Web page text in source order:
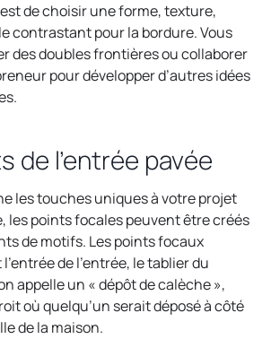
de choisir une forme, texture,
contrastant pour la bordure. Vous
des doubles frontières ou collaborer
pour développer d’autres idées
de l’entrée pavée
les touches uniques à votre projet
les points focales peuvent être créés
de motifs. Les points focaux
de l’entrée, le tablier du
appelle un « dépôt de calèche »,
où quelqu’un serait déposé à côté
de la maison.